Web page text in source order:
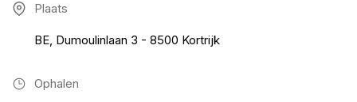
Plaats
BE, Dumoulinlaan 3 - 8500 Kortrijk
Ophalen